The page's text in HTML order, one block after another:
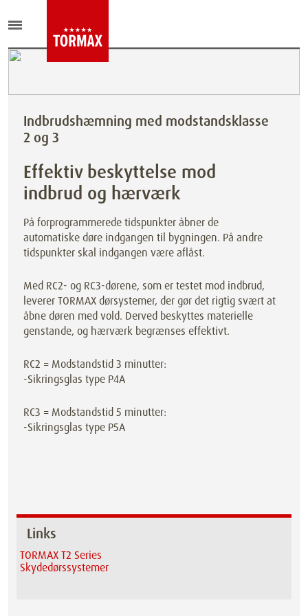
Indbrudshæmning med modstandsklasse
2 og 3
Effektiv beskyttelse mod
indbrud og hærværk
På forprogrammerede tidspunkter åbner de
automatiske døre indgangen til bygningen. På andre
tidspunkter skal indgangen være aflåst.
Med RC2- og RC3-dørene, som er testet mod indbrud,
leverer TORMAX dørsystemer, der gør det rigtig svært at
åbne døren med vold. Derved beskyttes materielle
genstande, og hærværk begrænses effektivt.
RC2 = Modstandstid 3 minutter:
-Sikringsglas type P4A
RC3 = Modstandstid 5 minutter:
-Sikringsglas type P5A
Links
TORMAX T2 Series
Skydedørssystemer